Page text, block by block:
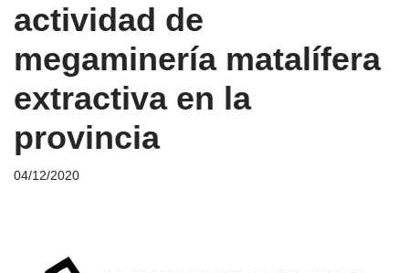
actividad de
megaminería matalífera
extractiva en la
provincia
04/12/2020